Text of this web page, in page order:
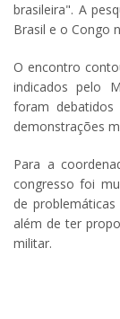
brasileira". A
Brasil e o Congo
O encontro
indicados pelo
foram debatidos
demonstrações
Para a
congresso foi
de
além de ter
militar.